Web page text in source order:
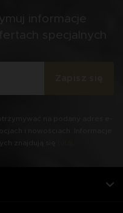
informacje
specjalnych
na podany adres e-
i nowościach. Informacje
znajdują się